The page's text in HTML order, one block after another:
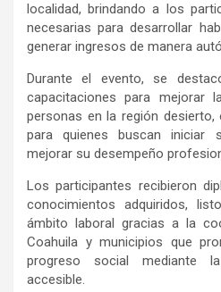
localidad, brindando a los
necesarias para desarrollar
generar ingresos de manera
Durante el evento, se
capacitaciones para mejorar
personas en la región desierto,
para quienes buscan iniciar
mejorar su desempeño
Los participantes recibieron
conocimientos adquiridos,
ámbito laboral
gracias a la
Coahuila y municipios que
progreso social mediante
accesible.